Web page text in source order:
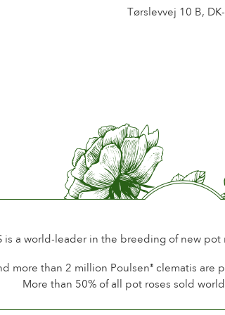
Tørslevvej 10 B,
is a world-leader in the breeding of new
more than 2 million Poulsen®clematis are
More than 50% of all pot roses sold